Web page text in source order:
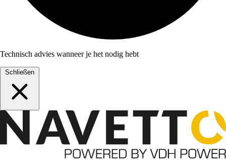
Technisch advies wanneer je het nodig hebt
Schließen